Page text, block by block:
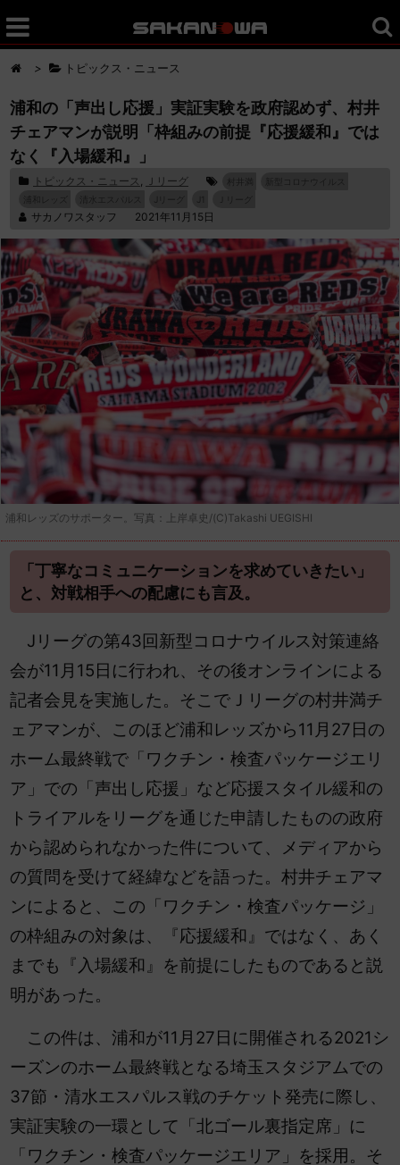
> トピックス・ニュース
浦和の「声出し応援」実証実験を政府認めず、村井
チェアマンが説明「枠組みの前提『応援緩和』では
なく『入場緩和』」
トピックス・ニュース , Ｊリーグ
サカノワスタッフ 2021年11月15日
浦和レッズのサポーター。写真：上岸卓史/(C)Takashi UEGISHI
「丁寧なコミュニケーションを求めていきたい」
と、対戦相手への配慮にも言及。
Jリーグの第43回新型コロナウイルス対策連絡
会が11月15日に行われ、その後オンラインによる
記者会見を実施した。そこでＪリーグの村井満チ
ェアマンが、このほど浦和レッズから11月27日の
ホーム最終戦で「ワクチン・検査パッケージエリ
ア」での「声出し応援」など応援スタイル緩和の
トライアルをリーグを通じた申請したものの政府
から認められなかった件について、メディアから
の質問を受けて経緯などを語った。 村井チェアマ
ンによると、この「ワクチン・検査パッケージ」
の枠組みの対象は、『応援緩和』ではなく、あく
までも『入場緩和』を前提にしたものであると説
明があった。
この件は、浦和が11月27日に開催される2021シ
ーズンのホーム最終戦となる埼玉スタジアムでの
37節・清水エスパルス戦のチケット発売に際し、
実証実験の一環として「北ゴール裏指定席」に
「ワクチン・検査パッケージエリア」を採用。そ